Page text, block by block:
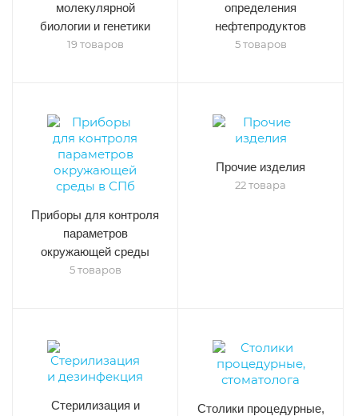
молекулярной
биологии и генетики
19 товаров
определения
нефтепродуктов
5 товаров
Приборы для контроля
параметров
окружающей среды
5 товаров
Прочие изделия
22 товара
Стерилизация и
Столики процедурные,